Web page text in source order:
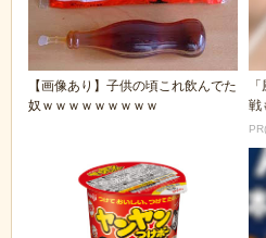
【画像あり】子供の頃これ飲んでた
奴ｗｗｗｗｗｗｗｗｗ
戦